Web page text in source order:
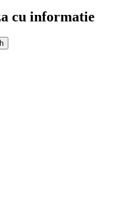
cu informatie